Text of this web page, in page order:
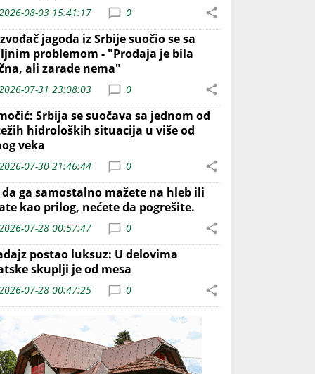
08-03 15:41:17 0
jagoda iz Srbije suočio se sa
problemom - "Prodaja je bila
ali zarade nema"
07-31 23:08:03 0
Srbija se suočava sa jednom od
hidroloških situacija u više od
veka
07-30 21:46:44 0
ga samostalno mažete na hleb ili
kao prilog, nećete da pogrešite.
07-28 00:57:47 0
postao luksuz: U delovima
skuplji je od mesa
07-28 00:47:25 0